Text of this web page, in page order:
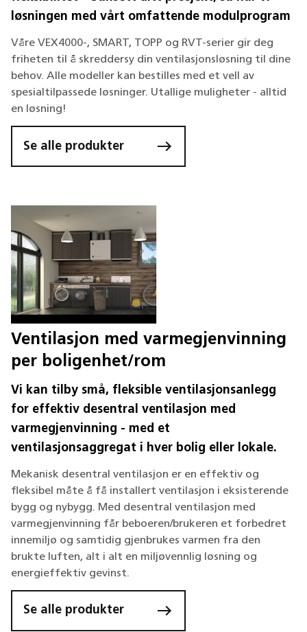
løsningen med vårt omfattende modulprogram
Våre VEX4000-, SMART, TOPP og RVT-serier gir deg
friheten til å skreddersy din ventilasjonsløsning til dine
behov. Alle modeller kan bestilles med et vell av
spesialtilpassede løsninger. Utallige muligheter - alltid
en løsning!
Se alle produkter
Ventilasjon med varmegjenvinning
per boligenhet/rom
Vi kan tilby små, fleksible ventilasjonsanlegg
for effektiv desentral ventilasjon med
varmegjenvinning - med et
ventilasjonsaggregat i hver bolig eller lokale.
Mekanisk desentral ventilasjon er en effektiv og
fleksibel måte å få installert ventilasjon i eksisterende
bygg og nybygg. Med desentral ventilasjon med
varmegjenvinning får beboeren/brukeren et forbedret
innemiljø og samtidig gjenbrukes varmen fra den
brukte luften, alt i alt en miljøvennlig løsning og
energieffektiv gevinst.
Se alle produkter